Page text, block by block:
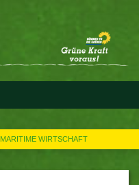
MARITIME WIRTSCHAFT